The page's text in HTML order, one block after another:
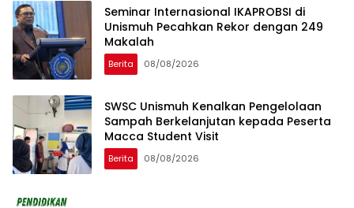
Seminar Internasional IKAPROBSI di
Unismuh Pecahkan Rekor dengan 249
Makalah
Berita 08/08/2026
SWSC Unismuh Kenalkan Pengelolaan
Sampah Berkelanjutan kepada Peserta
Macca Student Visit
Berita 08/08/2026